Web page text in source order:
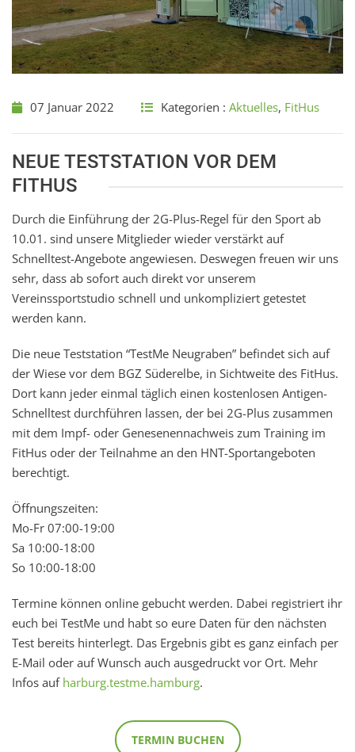
07 Januar 2022 Kategorien : Aktuelles, FitHus
NEUE TESTSTATION VOR DEM
FITHUS
Durch die Einführung der 2G-Plus-Regel für den Sport ab
10.01. sind unsere Mitglieder wieder verstärkt auf
Schnelltest-Angebote angewiesen. Deswegen freuen wir uns
sehr, dass ab sofort auch direkt vor unserem
Vereinssportstudio schnell und unkompliziert getestet
werden kann.
Die neue Teststation “TestMe Neugraben” befindet sich auf
der Wiese vor dem BGZ Süderelbe, in Sichtweite des FitHus.
Dort kann jeder einmal täglich einen kostenlosen Antigen-
Schnelltest durchführen lassen, der bei 2G-Plus zusammen
mit dem Impf- oder Genesenennachweis zum Training im
FitHus oder der Teilnahme an den HNT-Sportangeboten
berechtigt.
Öffnungszeiten:
Mo-Fr 07:00-19:00
Sa 10:00-18:00
So 10:00-18:00
Termine können online gebucht werden. Dabei registriert ihr
euch bei TestMe und habt so eure Daten für den nächsten
Test bereits hinterlegt. Das Ergebnis gibt es ganz einfach per
E-Mail oder auf Wunsch auch ausgedruckt vor Ort. Mehr
Infos auf harburg.testme.hamburg.
TERMIN BUCHEN